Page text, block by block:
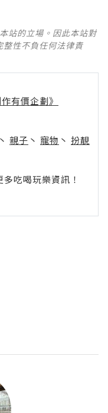
站的立場。因此本站對
性不負任何法律責
有價企劃》
丶 親子 丶 寵物 丶 扮靚
吃喝玩樂資訊！